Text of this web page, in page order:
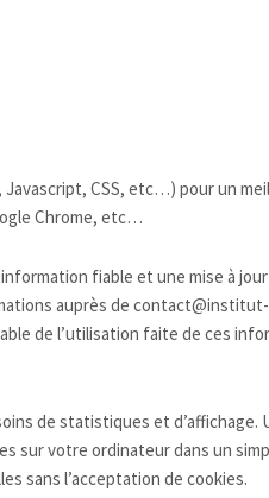
CSS, etc…) pour un
Chrome, etc…
fiable et une mise à
auprès de
de l’utilisation faite de ces
de statistiques et
sur votre ordinateur dans un
sans l’acceptation de cookies.